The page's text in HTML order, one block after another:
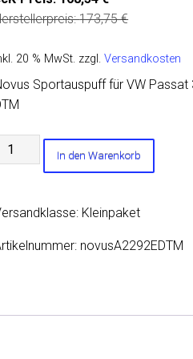
173,75€
20 % MwSt. zzgl.Versandkosten
Sportauspuff für VW
Novus
In den Warenkorb
Kleinpaket
novusA2292EDTM